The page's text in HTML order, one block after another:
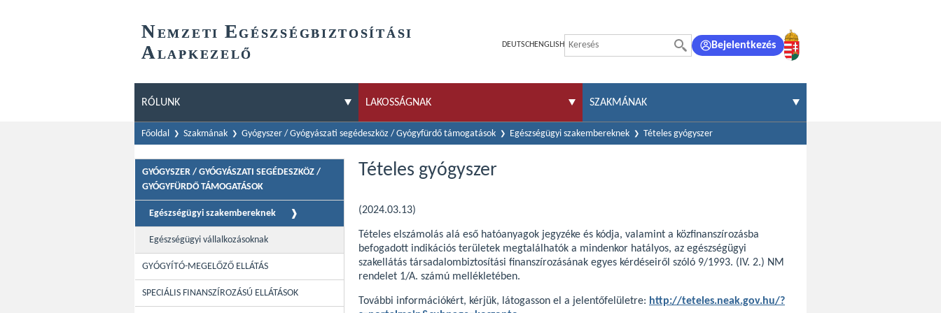
NEMZETI EGÉSZSÉGBIZTOSÍTÁSI
ALAPKEZELŐ
DEUTSCH ENGLISH Bejelentkezés
RÓLUNK LAKOSSÁGNAK SZAKMÁNAK
Főoldal Szakmának Gyógyszer / Gyógyászati segédeszköz / Gyógyfürdő támogatások Egészségügyi szakembereknek Tételes gyógyszer
GYÓGYSZER / GYÓGYÁSZATI SEGÉDESZKÖZ /
GYÓGYFÜRDŐ TÁMOGATÁSOK
Egészségügyi szakembereknek
Egészségügyi vállalkozásoknak
GYÓGYÍTÓ-MEGELŐZŐ ELLÁTÁS
SPECIÁLIS FINANSZÍROZÁSÚ ELLÁTÁSOK
Tételes gyógyszer
(2024.03.13)
Tételes elszámolás alá eső hatóanyagok jegyzéke és kódja, valamint a közfinanszírozásba
befogadott indikációs területek megtalálhatók a mindenkor hatályos, az egészségügyi
szakellátás társadalombiztosítási finanszírozásának egyes kérdéseiről szóló 9/1993. (IV. 2.) NM
rendelet 1/A. számú mellékletében.
További információkért, kérjük, látogasson el a jelentőfelületre: http://teteles.neak.gov.hu/?